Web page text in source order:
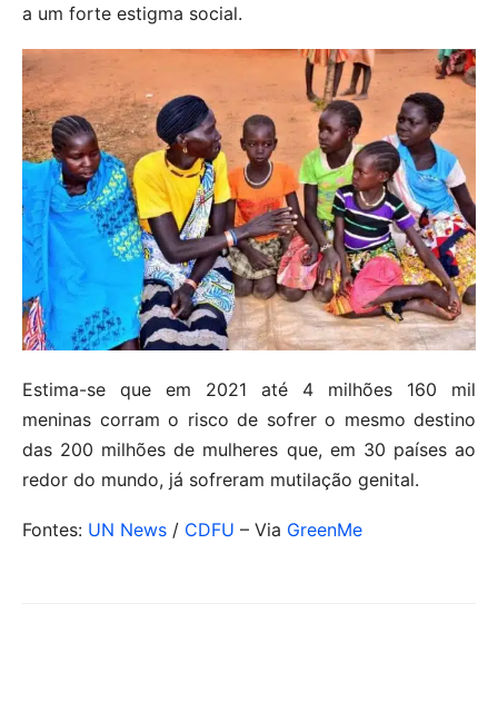
a um forte estigma social.
Estima-se que em 2021 até 4 milhões 160 mil
meninas corram o risco de sofrer o mesmo destino
das 200 milhões de mulheres que, em 30 países ao
redor do mundo, já sofreram mutilação genital.
Fontes: UN News / CDFU – Via GreenMe